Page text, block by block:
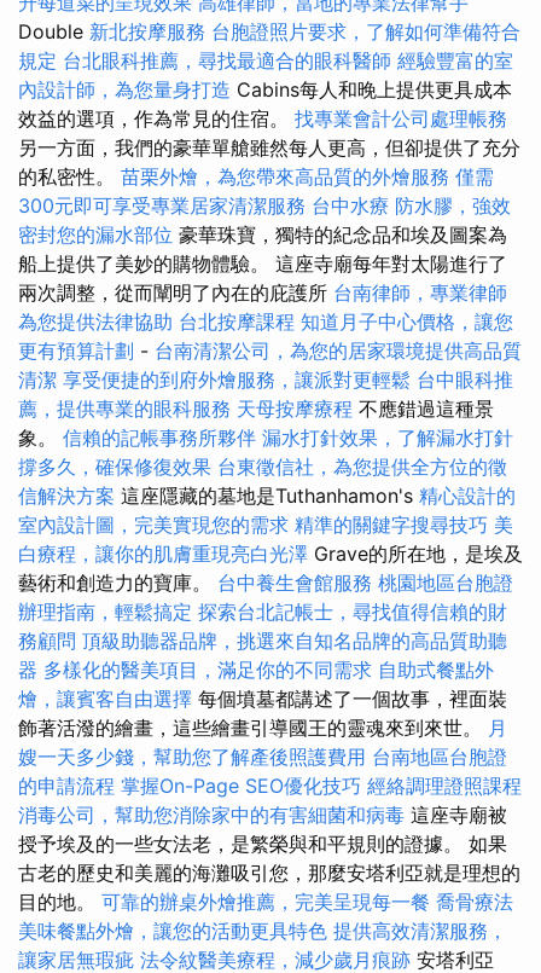
Double 新北按摩服務 台胞證照片要求，了解如何準備符合
規定 台北眼科推薦，尋找最適合的眼科醫師 經驗豐富的室
內設計師，為您量身打造 Cabins每人和晚上提供更具成本
效益的選項，作為常見的住宿。 找專業會計公司處理帳務
另一方面，我們的豪華單艙雖然每人更高，但卻提供了充分
的私密性。 苗栗外燴，為您帶來高品質的外燴服務 僅需
300元即可享受專業居家清潔服務 台中水療 防水膠，強效
密封您的漏水部位 豪華珠寶，獨特的紀念品和埃及圖案為
船上提供了美妙的購物體驗。 這座寺廟每年對太陽進行了
兩次調整，從而闡明了內在的庇護所 台南律師，專業律師
為您提供法律協助 台北按摩課程 知道月子中心價格，讓您
更有預算計劃 - 台南清潔公司，為您的居家環境提供高品質
清潔 享受便捷的到府外燴服務，讓派對更輕鬆 台中眼科推
薦，提供專業的眼科服務 天母按摩療程 不應錯過這種景
象。 信賴的記帳事務所夥伴 漏水打針效果，了解漏水打針
撐多久，確保修復效果 台東徵信社，為您提供全方位的徵
信解決方案 這座隱藏的墓地是Tuthanhamon's 精心設計的
室內設計圖，完美實現您的需求 精準的關鍵字搜尋技巧 美
白療程，讓你的肌膚重現亮白光澤 Grave的所在地，是埃及
藝術和創造力的寶庫。 台中養生會館服務 桃園地區台胞證
辦理指南，輕鬆搞定 探索台北記帳士，尋找值得信賴的財
務顧問 頂級助聽器品牌，挑選來自知名品牌的高品質助聽
器 多樣化的醫美項目，滿足你的不同需求 自助式餐點外
燴，讓賓客自由選擇 每個墳墓都講述了一個故事，裡面裝
飾著活潑的繪畫，這些繪畫引導國王的靈魂來到來世。 月
嫂一天多少錢，幫助您了解產後照護費用 台南地區台胞證
的申請流程 掌握On-Page SEO優化技巧 經絡調理證照課程
消毒公司，幫助您消除家中的有害細菌和病毒 這座寺廟被
授予埃及的一些女法老，是繁榮與和平規則的證據。 如果
古老的歷史和美麗的海灘吸引您，那麼安塔利亞就是理想的
目的地。 可靠的辦桌外燴推薦，完美呈現每一餐 喬骨療法
美味餐點外燴，讓您的活動更具特色 提供高效清潔服務，
讓家居無瑕疵 法令紋醫美療程，減少歲月痕跡 安塔利亞